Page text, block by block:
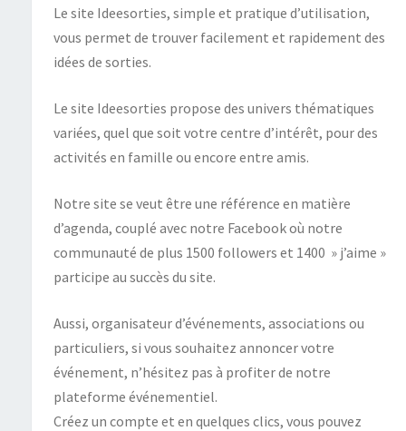
Le site Ideesorties, simple et pratique d’utilisation,
vous permet de trouver facilement et rapidement des
idées de sorties.
Le site Ideesorties propose des univers thématiques
variées, quel que soit votre centre d’intérêt, pour des
activités en famille ou encore entre amis.
Notre site se veut être une référence en matière
d’agenda, couplé avec notre Facebook où notre
communauté de plus 1500 followers et 1400 » j’aime »
participe au succès du site.
Aussi, organisateur d’événements, associations ou
particuliers, si vous souhaitez annoncer votre
événement, n’hésitez pas à profiter de notre
plateforme événementiel.
Créez un compte et en quelques clics, vous pouvez